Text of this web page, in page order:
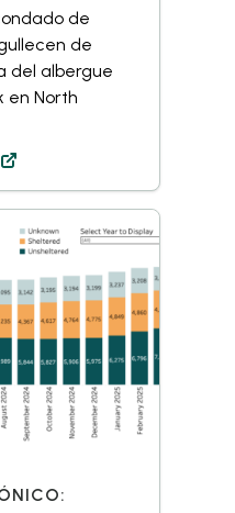
de
de
del albergue
en North